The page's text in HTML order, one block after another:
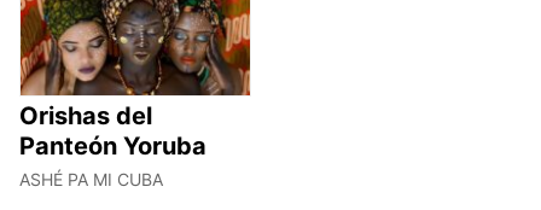
Orishas del
Panteón Yoruba
ASHÉ PA MI CUBA